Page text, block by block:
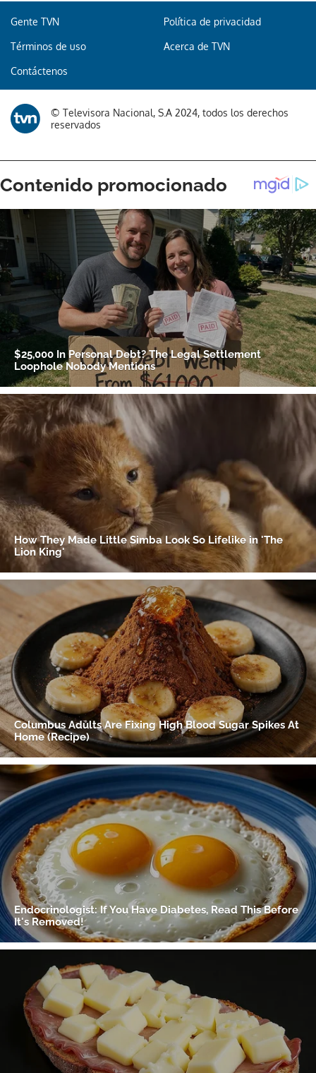
Gracias por suscribirte a nuestro boletín.
ACEPTAR
Gente TVN Política de privacidad
Términos de uso Acerca de TVN
Contáctenos
© Televisora Nacional, S.A 2024, todos los derechos
reservados